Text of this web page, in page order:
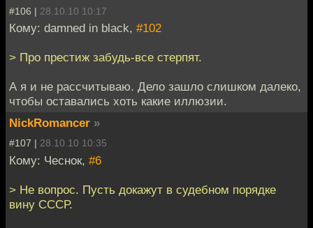
#106 | 28.10.10 10:17
Кому: damned in black, #102
> Про престиж забудь-все стерпят.
А я и не рассчитываю. Дело зашло слишком далеко,
чтобы оставались хоть какие иллюзии.
NickRomancer »
#107 | 28.10.10 10:35
Кому: Чеснок, #6
> Не вопрос. Пусть докажут в судебном порядке
вину СССР.